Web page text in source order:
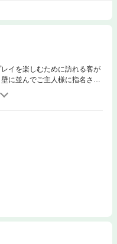
イを楽しむために訪れる客が
に並んでご主人様に指名され
た。愛想のよいサラリーマン
、真のＳのようだ。そして、
がおかしいのだろう。やが
て……。